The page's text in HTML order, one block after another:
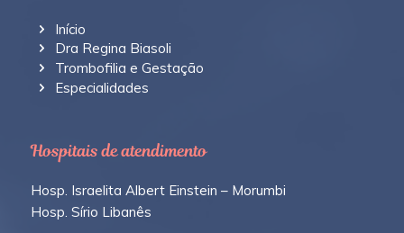
Início
Dra Regina Biasoli
Trombofilia e Gestação
Especialidades
Hospitais de atendimento
Hosp. Israelita Albert Einstein – Morumbi
Hosp. Sírio Libanês